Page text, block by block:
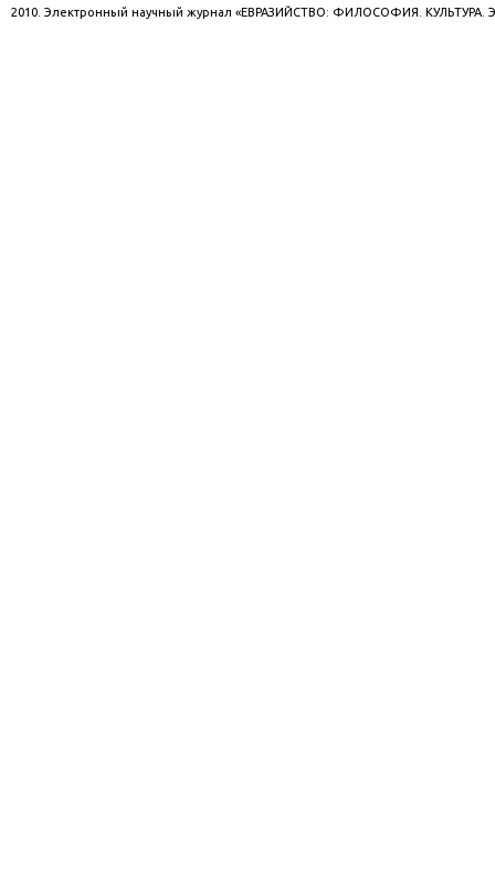
2010. Электронный научный журнал «ЕВРАЗИЙСТВО: ФИЛОСОФИЯ. КУЛЬТУРА.